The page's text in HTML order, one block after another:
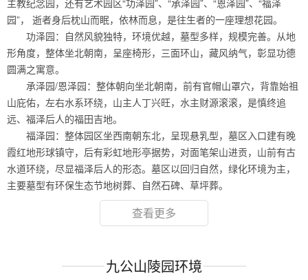
园”， 逝者身后枕山而眠，依林而息，是往生者的一座理想花园。
功泽园：自然风貌独特，环境优越，墓型多样，规模完善。从地
形角度，整体坐北朝南，呈座椅形，三面环山，藏风纳气，彰显功德
圆满之寓意。
承泽园/恩泽园：整体朝向坐北朝南，前有官帽山罩穴，背靠始祖
山庇佑，左右水系环绕，山主人丁兴旺，水主财源滚滚，是慎终追
远、福泽后人的福田吉地。
福泽园：整体园区坐西南朝东北，呈现悬乳型，墓区入口建有晚
霞红地形球镇守，后有彩虹地形亭据势，对面笔架山进贡，山前有古
水道环绕，尽显福泽后人的形态。墓区以回归自然，绿化环境为主，
主要墓型有环保生态节地树葬、自然石碑、草坪葬。
查看更多
九公山陵园环境